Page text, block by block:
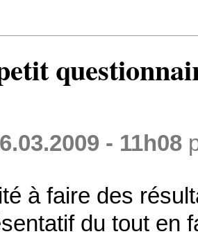
- 11h08
à faire des
du tout en